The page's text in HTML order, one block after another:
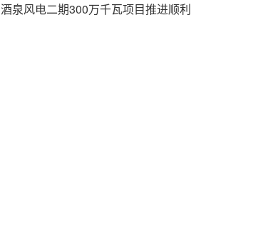
率和降成本成代表委员关注重点
酒泉风电二期300万千瓦项目推进顺利